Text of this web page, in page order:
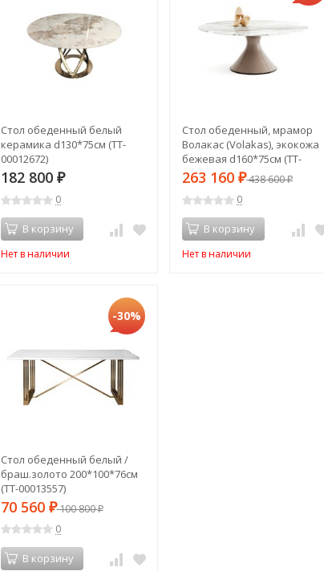
Стол обеденный белый
керамика d130*75см (TT-
00012672)
182 800 ₽
0
В корзину
Нет в наличии
Стол обеденный, мрамор
Волакас (Volakas), экокожа
бежевая d160*75см (TT-
00013054)
263 160₽438 600₽
0
В корзину
Нет в наличии
-30%
Стол обеденный белый /
браш.золото 200*100*76см
(TT-00013557)
70 560 ₽100 800₽
0
В корзину